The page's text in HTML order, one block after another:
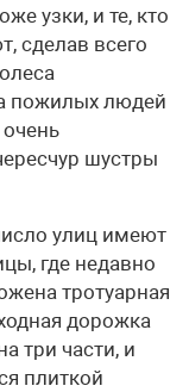
узки, и те, кто
сделав всего
пожилых людей
шустры
улиц имеют
где недавно
тротуарная
дорожка
три части, и
плиткой